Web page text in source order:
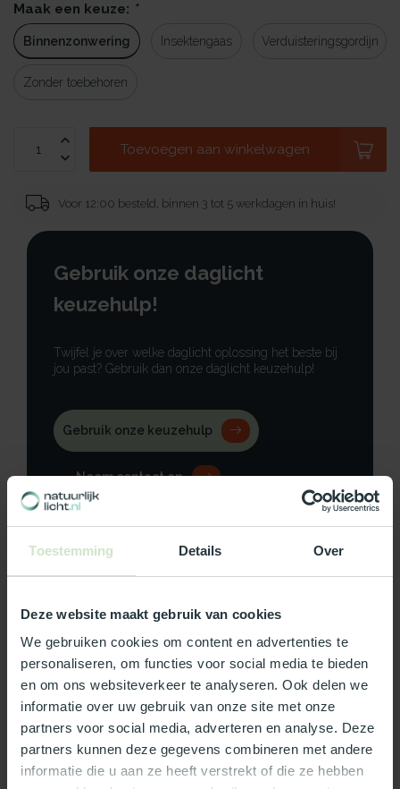
Toestemming Details Over
Deze website maakt gebruik van cookies
We gebruiken cookies om content en advertenties te
personaliseren, om functies voor social media te bieden
en om ons websiteverkeer te analyseren. Ook delen we
informatie over uw gebruik van onze site met onze
partners voor social media, adverteren en analyse. Deze
partners kunnen deze gegevens combineren met andere
informatie die u aan ze heeft verstrekt of die ze hebben
Maak een keuze: *
Binnenzonwering Insektengaas Verduisteringsgordijn
Zonder toebehoren
Toevoegen aan winkelwagen
Voor 12:00 besteld, binnen 3 tot 5 werkdagen in huis!
Gebruik onze daglicht
keuzehulp!
Twijfel je over welke daglicht oplossing het beste bij
jou past? Gebruik dan onze daglicht keuzehulp!
Gebruik onze keuzehulp
Neem contact op
Wat ons écht bijzonder maakt:
Officieel Skylux dealer!